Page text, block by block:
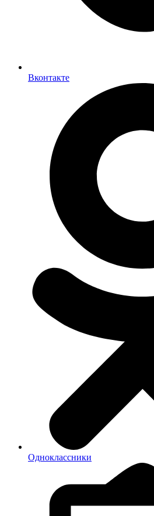
Вконтакте
Одноклассники